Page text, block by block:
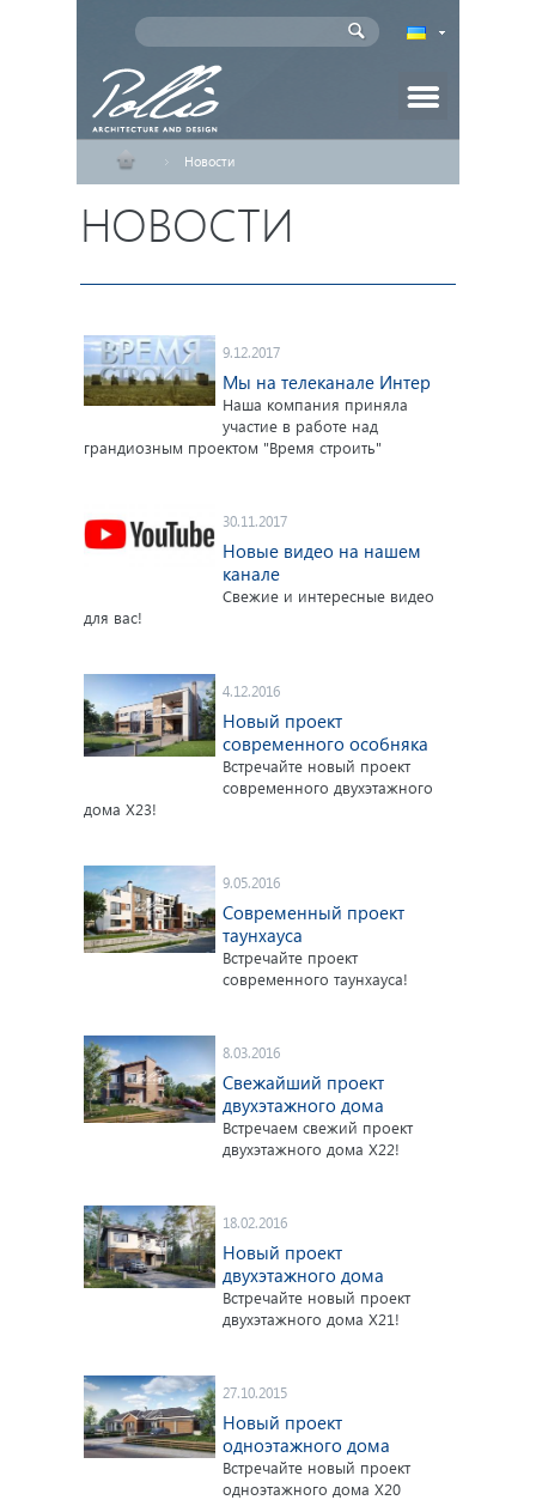
Главная
Проекты домов
Индивидуальное проектирование
Новости
Статьи
Как заказать
Новости
НОВОСТИ
9.12.2017
Мы на телеканале Интер
Наша компания приняла
участие в работе над
грандиозным проектом "Время строить"
30.11.2017
Новые видео на нашем
канале
Свежие и интересные видео
для вас!
4.12.2016
Новый проект
современного особняка
Встречайте новый проект
современного двухэтажного
дома X23!
9.05.2016
Современный проект
таунхауса
Встречайте проект
современного таунхауса!
8.03.2016
Свежайший проект
двухэтажного дома
Встречаем свежий проект
двухэтажного дома X22!
18.02.2016
Новый проект
двухэтажного дома
Встречайте новый проект
двухэтажного дома X21!
27.10.2015
Новый проект
одноэтажного дома
Встречайте новый проект
одноэтажного дома X20